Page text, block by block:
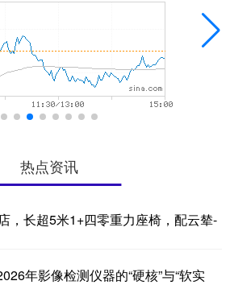
热点资讯
，长超5米1+四零重力座椅，配云辇-
年影像检测仪器的“硬核”与“软实